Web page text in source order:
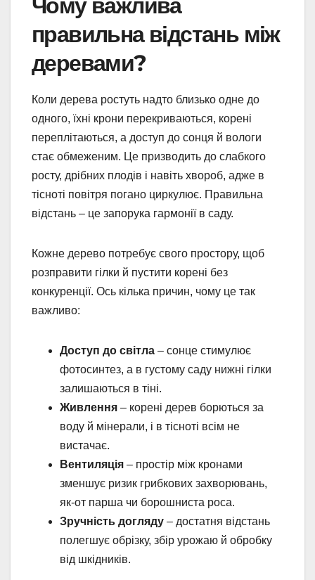
правильна відстань між
деревами?
Коли дерева ростуть надто близько одне до
одного, їхні крони перекриваються, корені
переплітаються, а доступ до сонця й вологи
стає обмеженим. Це призводить до слабкого
росту, дрібних плодів і навіть хвороб, адже в
тісноті повітря погано циркулює. Правильна
відстань – це запорука гармонії в саду.
Кожне дерево потребує свого простору, щоб
розправити гілки й пустити корені без
конкуренції. Ось кілька причин, чому це так
важливо:
Доступ до світла – сонце стимулює
фотосинтез, а в густому саду нижні гілки
залишаються в тіні.
Живлення – корені дерев борються за
воду й мінерали, і в тісноті всім не
вистачає.
Вентиляція – простір між кронами
зменшує ризик грибкових захворювань,
як-от парша чи борошниста роса.
Зручність догляду – достатня відстань
полегшує обрізку, збір урожаю й обробку
від шкідників.